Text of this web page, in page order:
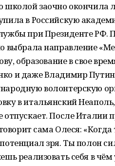
школой заочно
в Российскую
при Президенте РФ.
выбрала направление
образование в свое
и даже Владимир
волонтерскую
в итальянский Неаполь,
отпускает. После Италии
сама Олеся:
зря. Ты полон
реализовать себя в